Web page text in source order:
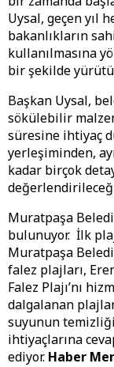
Uysal, geçen yıl
bakanlıkların
kullanılmasına
bir şekilde
Başkan Uysal,
sökülebilir
süresine ihtiyaç
yerleşiminden,
kadar birçok
Muratpaşa
bulunuyor. İlk
Muratpaşa
falez plajları,
Falez Plajı’nı
dalgalanan
suyunun
ihtiyaçlarına
ediyor. Haber